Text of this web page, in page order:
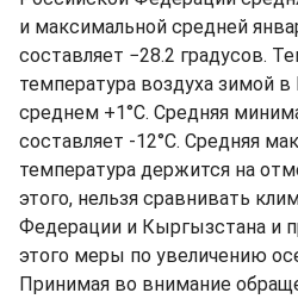
и максимальной средней
составляет −28.2 градусов.
температура воздуха зимой
среднем +1°C. Cредняя
составляет -12°C. Cредняя
температура держится на
этого, нельзя сравнивать
Федерации и Кыргызстана и
этого меры по увеличению
Принимая во внимание